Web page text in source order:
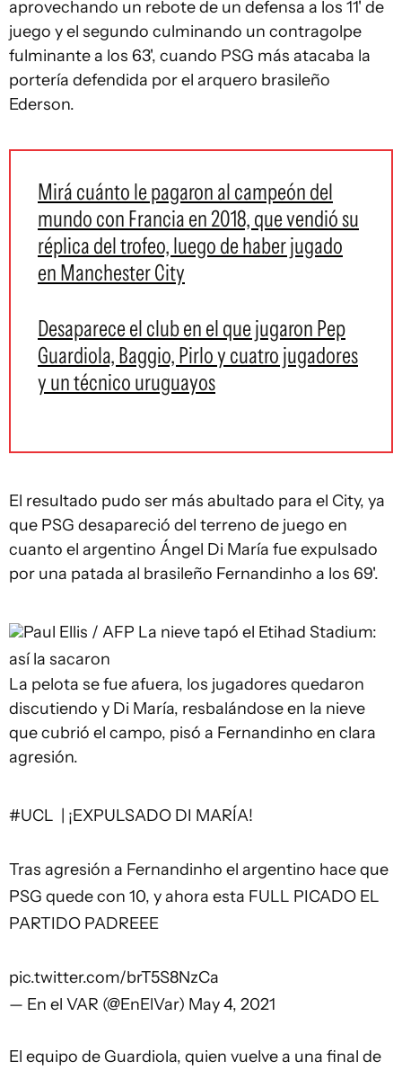
aprovechando un rebote de un defensa a los 11' de
juego y el segundo culminando un contragolpe
fulminante a los 63', cuando PSG más atacaba la
portería defendida por el arquero brasileño
Ederson.
Mirá cuánto le pagaron al campeón del
mundo con Francia en 2018, que vendió su
réplica del trofeo, luego de haber jugado
en Manchester City
Desaparece el club en el que jugaron Pep
Guardiola, Baggio, Pirlo y cuatro jugadores
y un técnico uruguayos
El resultado pudo ser más abultado para el City, ya
que PSG desapareció del terreno de juego en
cuanto el argentino Ángel Di María fue expulsado
por una patada al brasileño Fernandinho a los 69'.
Paul Ellis / AFP La nieve tapó el Etihad Stadium:
así la sacaron
La pelota se fue afuera, los jugadores quedaron
discutiendo y Di María, resbalándose en la nieve
que cubrió el campo, pisó a Fernandinho en clara
agresión.
#UCL | ¡EXPULSADO DI MARÍA!
Tras agresión a Fernandinho el argentino hace que
PSG quede con 10, y ahora esta FULL PICADO EL
PARTIDO PADREEE
pic.twitter.com/brT5S8NzCa
— En el VAR (@EnElVar) May 4, 2021
El equipo de Guardiola, quien vuelve a una final de